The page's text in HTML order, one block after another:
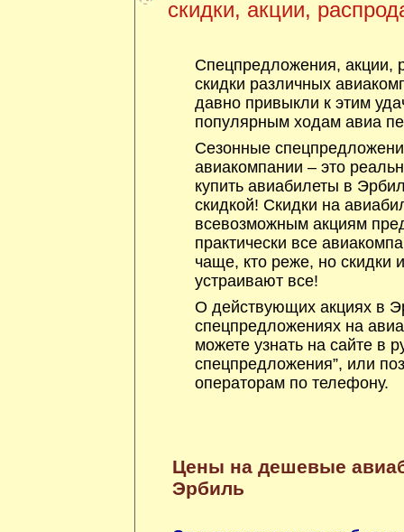
скидки, акции,
Спецпредложения, акции,
скидки различных
давно привыкли к этим
популярным ходам авиа
Сезонные
авиакомпании – это
купить авиабилеты в
скидкой! Скидки на
всевозможным акциям
практически все
чаще, кто реже, но скидки
устраивают все!
О действующих акциях в
спецпредложениях на
можете узнать на сайте в
спецпредложения”, или
операторам по телефону.
Цены на дешевые
Эрбиль